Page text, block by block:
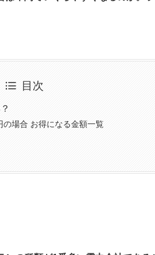
目次
の場合 お得になる金額一覧